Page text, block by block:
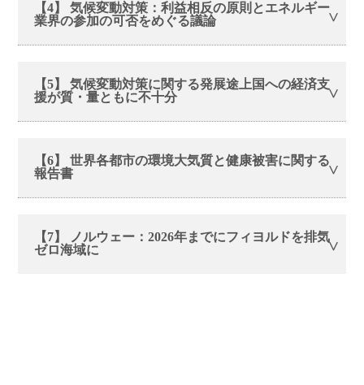
【4】 気候変動対策：利益相反の原則とエネルギー
業界の参加の可否をめぐる議論
【5】 気候変動対策に関する発展途上国への経済支
援が質・量ともに不十分
【6】 世界各都市の環境大気質と健康被害に関する
報告書
【7】 ノルウェー：2026年までにフィヨルドを排気
ゼロ海域に